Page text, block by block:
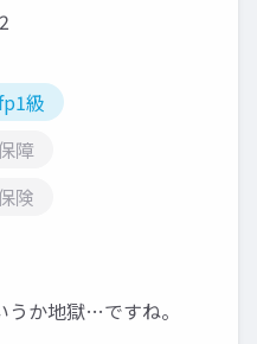
級
障
険
か地獄…ですね。